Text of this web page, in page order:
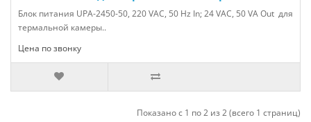
Блок питания UPA-2450-50, 220 VAC, 50 Hz In; 24 VAC, 50 VA Out для
термальной камеры..
Цена по звонку
Показано с 1 по 2 из 2 (всего 1 страниц)